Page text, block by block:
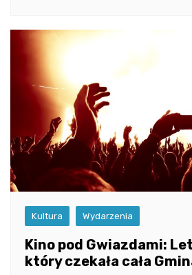
Kultura Wydarzenia
Kino pod Gwiazdami:
który czekała cała